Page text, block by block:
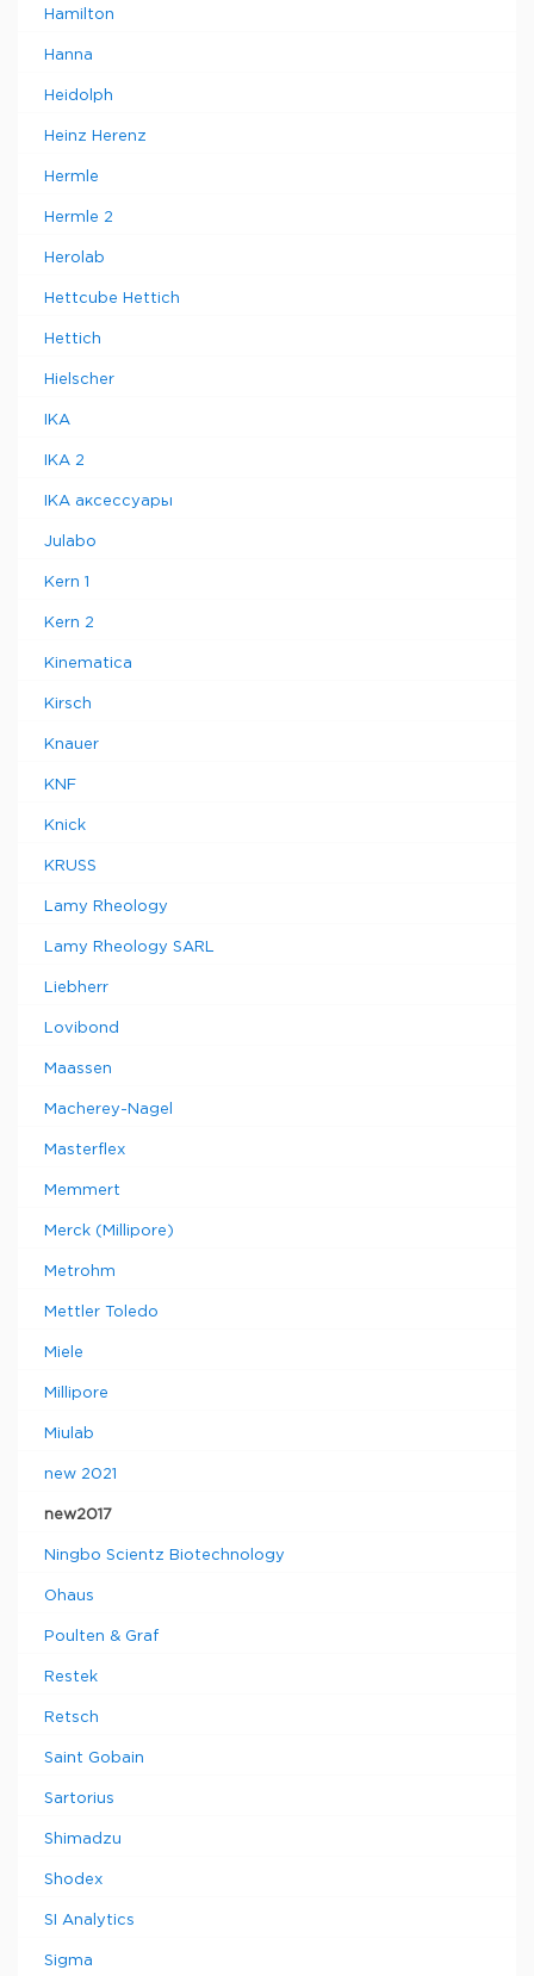
Hamilton
Hanna
Heidolph
Heinz Herenz
Hermle
Hermle 2
Herolab
Hettcube Hettich
Hettich
Hielscher
IKA
IKA 2
IKA аксессуары
Julabo
Kern 1
Kern 2
Kinematica
Kirsch
Knauer
KNF
Knick
KRUSS
Lamy Rheology
Lamy Rheology SARL
Liebherr
Lovibond
Maassen
Macherey-Nagel
Masterflex
Memmert
Merck (Millipore)
Metrohm
Mettler Toledo
Miele
Millipore
Miulab
new 2021
new2017
Ningbo Scientz Biotechnology
Ohaus
Poulten & Graf
Restek
Retsch
Saint Gobain
Sartorius
Shimadzu
Shodex
SI Analytics
Sigma